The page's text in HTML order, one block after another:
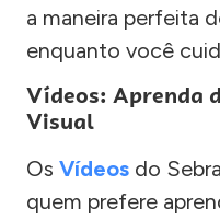
a maneira perfeita
enquanto você
Vídeos: Aprenda
Visual
Os Vídeos do
quem prefere